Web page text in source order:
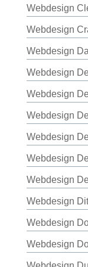
Webdesign
Webdesign
Webdesign
Webdesign
Webdesign
Webdesign
Webdesign
Webdesign
Webdesign
Webdesign
Webdesign
Webdesign